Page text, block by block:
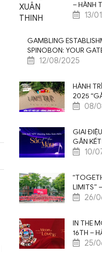
TRƯỞNG NHÓM
– HÀNH
GIÁ TRỊ,
13/
GAMBLING
SPINOBON: YOUR
PREMIUM VIDEO
12/08/2025
HÀNH
2025
– ĐỒNG
08/
GIAI
GẮN
TRIỂN10/
LIMITS”
THAO26/
IN THE
16TH –
ÂN 5N4Đ
25/